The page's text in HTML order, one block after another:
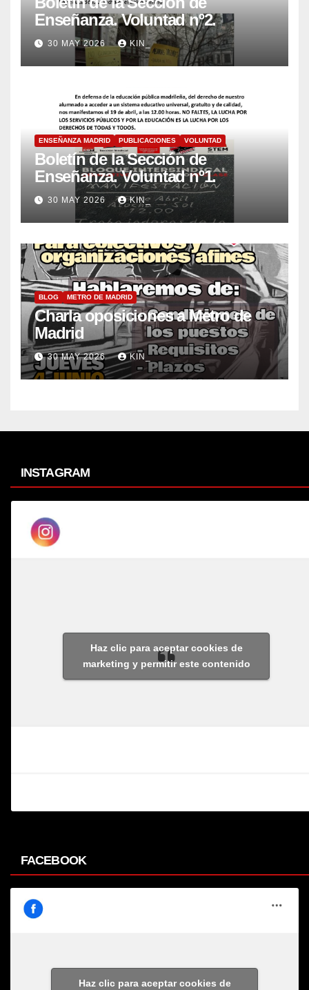
Enseñanza. Voluntad nº2.
30 MAY 2026 KIN_
ENSEÑANZA MADRID PUBLICACIONES VOLUNTAD
Boletín de la Sección de
Enseñanza. Voluntad nº1.
30 MAY 2026 KIN_
BLOG METRO DE MADRID
Charla oposiciones a Metro de
Madrid
30 MAY 2026 KIN_
INSTAGRAM
Haz clic para aceptar cookies de
marketing y permitir este contenido
FACEBOOK
Haz clic para aceptar cookies de